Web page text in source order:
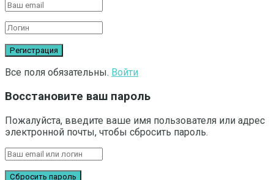
Все поля обязательны. Войти
Восстановите ваш пароль
Пожалуйста, введите ваше имя пользователя или адрес
электронной почты, чтобы сбросить пароль.